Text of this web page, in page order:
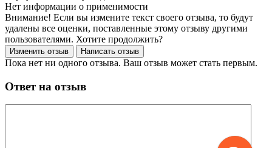
Нет информации о применимости
Внимание! Если вы измените текст своего отзыва, то будут
удалены все оценки, поставленные этому отзыву другими
пользователями. Хотите продолжить?
Пока нет ни одного отзыва. Ваш отзыв может стать первым.
Ответ на отзыв